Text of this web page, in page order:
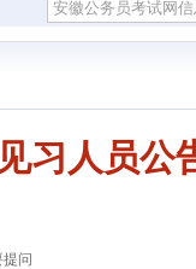
习人员公
问